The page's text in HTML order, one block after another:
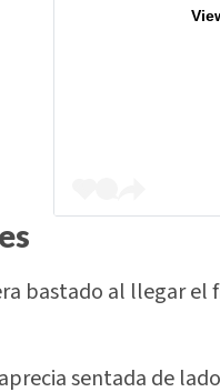
bastado al llegar
sentada de